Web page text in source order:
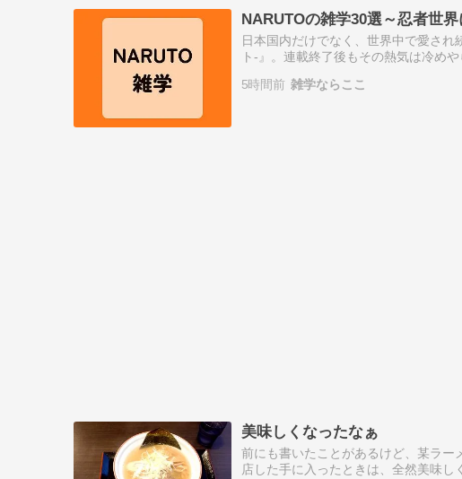
NARUTOの雑学30選～忍者世
日本国内だけでなく、世界中で愛さ
ト-』。連載終了後もその熱気は冷め
斉史先生…
5時間前 雑学ならここ
美味しくなったなぁ
前にも書いたことがあるけど、某ラー
店した手に入ったときは、全然美味し